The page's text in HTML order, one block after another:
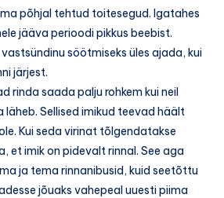
põhjal tehtud toitesegud. Igatahes
jääva perioodi pikkus beebist.
söötmiseks üles ajada, kui
järjest.
rinda saada palju rohkem kui neil
läheb. Sellised imikud teevad häält
Kui seda virinat tõlgendatakse
et imik on pidevalt rinnal. See aga
ja tema rinnanibusid, kuid seetõttu
jõuaks vahepeal uuesti piima